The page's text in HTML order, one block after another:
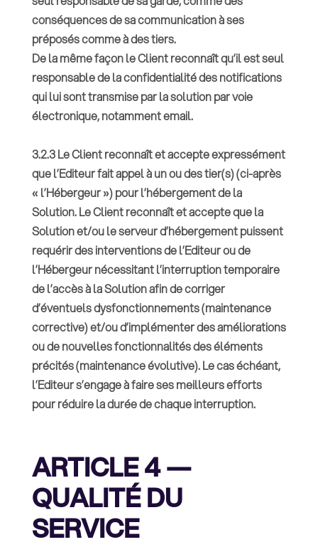
conséquences de sa communication à ses
préposés comme à des tiers.
De la même façon le Client reconnaît qu’il est seul
responsable de la confidentialité des notifications
qui lui sont transmise par la solution par voie
électronique, notamment email.
3.2.3 Le Client reconnaît et accepte expressément
que l’Editeur fait appel à un ou des tier(s) (ci-après
« l’Hébergeur ») pour l’hébergement de la
Solution. Le Client reconnaît et accepte que la
Solution et/ou le serveur d’hébergement puissent
requérir des interventions de l’Editeur ou de
l’Hébergeur nécessitant l’interruption temporaire
de l’accès à la Solution afin de corriger
d’éventuels dysfonctionnements (maintenance
corrective) et/ou d’implémenter des améliorations
ou de nouvelles fonctionnalités des éléments
précités (maintenance évolutive). Le cas échéant,
l’Editeur s’engage à faire ses meilleurs efforts
pour réduire la durée de chaque interruption.
ARTICLE 4 —
QUALITÉ DU
SERVICE